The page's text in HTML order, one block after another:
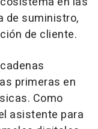
de suministro,
de cliente.
primeras en
Como
asistente para